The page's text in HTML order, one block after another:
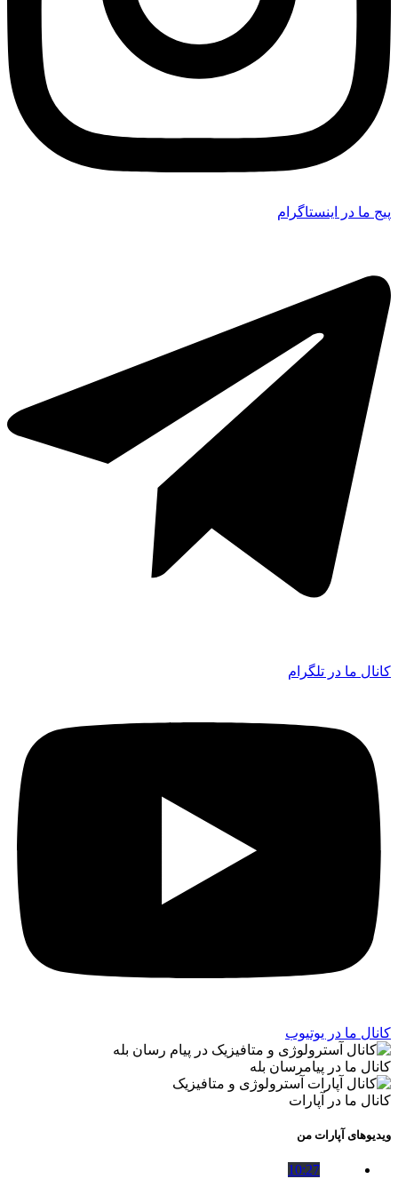
پیج ما در اینستاگرام
کانال ما در تلگرام
کانال ما در یوتیوب
کانال ما در پیامرسان بله
کانال ما در آپارات
ویدیوهای آپارات من
10:27